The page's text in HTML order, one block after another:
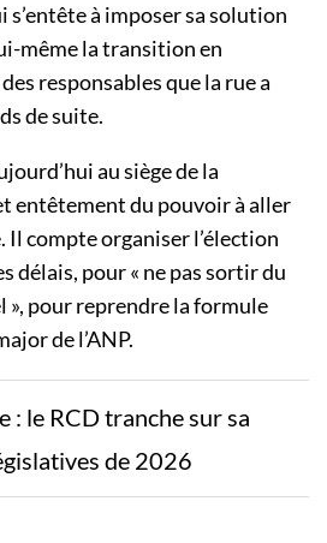
s’entête à imposer sa solution
même la transition en
responsables que la rue a
de suite.
au siège de la
entêtement du pouvoir à aller
Il compte organiser l’élection
délais, pour « ne pas sortir du
pour reprendre la formule
de l’ANP.
: le RCD tranche sur sa
de 2026